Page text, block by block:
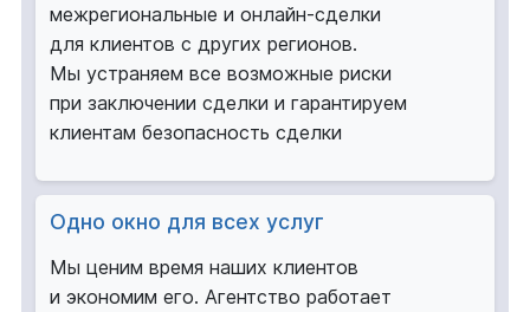
межрегиональные и онлайн-сделки
для клиентов с других регионов.
Мы устраняем все возможные риски
при заключении сделки и гарантируем
клиентам безопасность сделки
Одно окно для всех услуг
Мы ценим время наших клиентов
и экономим его. Агентство работает